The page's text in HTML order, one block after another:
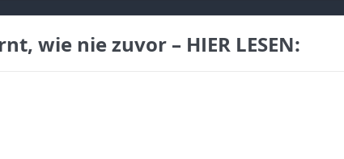
wie nie zuvor – HIER LESEN: